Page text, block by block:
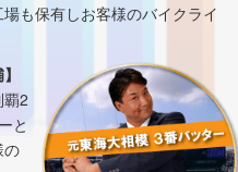
も保有しお客様のバイクライ
2
と
の